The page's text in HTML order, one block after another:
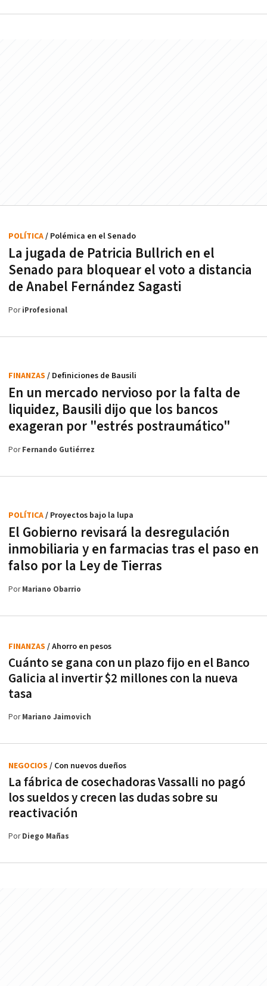
La jugada de Patricia Bullrich en el
Senado para bloquear el voto a distancia
de Anabel Fernández Sagasti
POLÍTICA/ Polémica en el Senado
PoriProfesional
En un mercado nervioso por la falta de
liquidez, Bausili dijo que los bancos
exageran por "estrés postraumático"
FINANZAS / Definiciones de Bausili
PorFernando Gutiérrez
El Gobierno revisará la desregulación
inmobiliaria y en farmacias tras el paso en
falso por la Ley de Tierras
POLÍTICA/ Proyectos bajo la lupa
PorMariano Obarrio
Cuánto se gana con un plazo fijo en el Banco
Galicia al invertir $2 millones con la nueva
tasa
FINANZAS / Ahorro en pesos
PorMariano Jaimovich
La fábrica de cosechadoras Vassalli no pagó
los sueldos y crecen las dudas sobre su
reactivación
NEGOCIOS / Con nuevos dueños
PorDiego Mañas